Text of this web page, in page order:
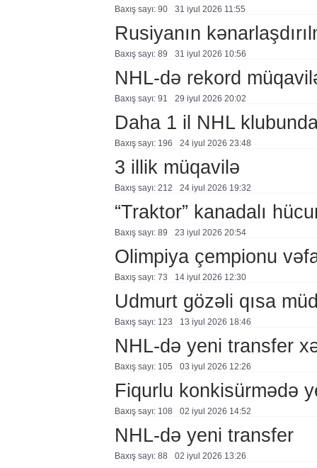
Baxış sayı: 90 31 i̇yul 2026 11:55
Rusiyanın
Baxış sayı: 89 31 i̇yul 2026 10:56
NHL-də rekord
Baxış sayı: 91 29 i̇yul 2026 20:02
Daha 1 il NHL
Baxış sayı: 196 24 i̇yul 2026 23:48
3 illik müqavilə
Baxış sayı: 212 24 i̇yul 2026 19:32
“Traktor” kanadalı
Baxış sayı: 89 23 i̇yul 2026 20:54
Olimpiya çempionu
Baxış sayı: 73 14 i̇yul 2026 12:30
Udmurt gözəli qısa
Baxış sayı: 123 13 i̇yul 2026 18:46
NHL-də yeni transfer
Baxış sayı: 105 03 i̇yul 2026 12:26
Fiqurlu konkisürmədə
Baxış sayı: 108 02 i̇yul 2026 14:52
NHL-də yeni transfer
Baxış sayı: 88 02 i̇yul 2026 13:26